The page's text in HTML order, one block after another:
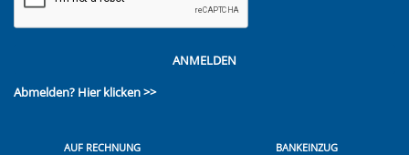
ANMELDEN
Abmelden? Hier klicken >>
AUF RECHNUNG BANKEINZUG